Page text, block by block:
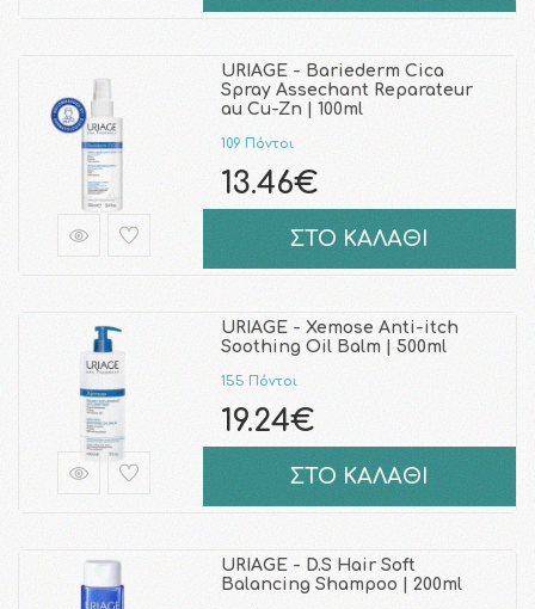
URIAGE - Bariederm Cica
Spray Assechant Reparateur
au Cu-Zn | 100ml
109 Πόντοι
13.46€
ΣΤΟ ΚΑΛΑΘΙ
URIAGE - Xemose Anti-itch
Soothing Oil Balm | 500ml
155 Πόντοι
19.24€
ΣΤΟ ΚΑΛΑΘΙ
URIAGE - D.S Hair Soft
Balancing Shampoo | 200ml